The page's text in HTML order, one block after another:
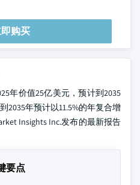
购买
年价值25亿美元，预计到2035
2035年预计以11.5%的年复合增
Insights Inc.发布的最新报告
要点